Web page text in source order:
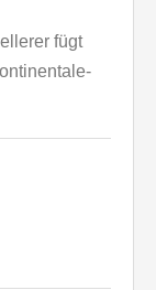
fügt